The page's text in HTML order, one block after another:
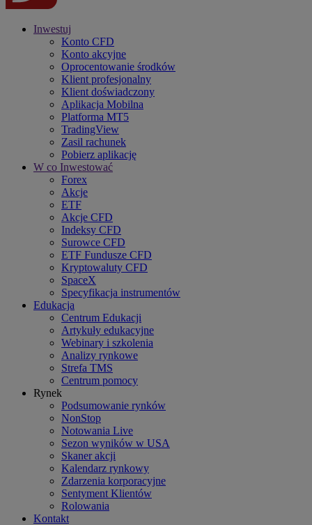
Inwestuj
Konto CFD
Konto akcyjne
Oprocentowanie środków
Klient profesjonalny
Klient doświadczony
Aplikacja Mobilna
Platforma MT5
TradingView
Zasil rachunek
Pobierz aplikację
W co Inwestować
Forex
Akcje
ETF
Akcje CFD
Indeksy CFD
Surowce CFD
ETF Fundusze CFD
Kryptowaluty CFD
SpaceX
Specyfikacja instrumentów
Edukacja
Centrum Edukacji
Artykuły edukacyjne
Webinary i szkolenia
Analizy rynkowe
Strefa TMS
Centrum pomocy
Rynek
Podsumowanie rynków
NonStop
Notowania Live
Sezon wyników w USA
Skaner akcji
Kalendarz rynkowy
Zdarzenia korporacyjne
Sentyment Klientów
Rolowania
Kontakt